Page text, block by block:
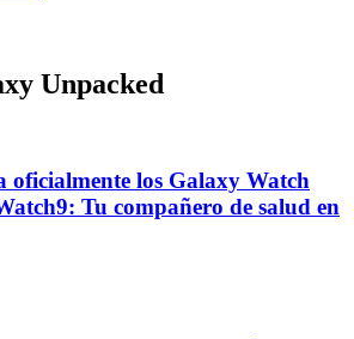
Unpacked
oficialmente los Galaxy Watch
Tu compañero de salud en